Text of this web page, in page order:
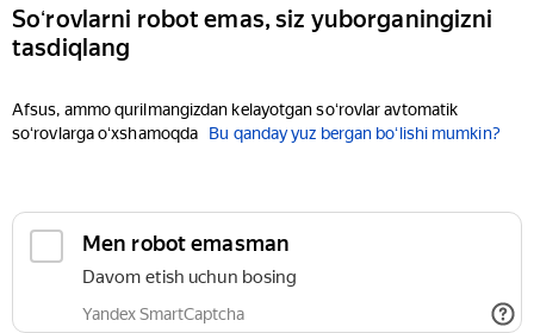
Soʻrovlarni robot emas, siz yuborganingizni
tasdiqlang
Afsus, ammo qurilmangizdan kelayotgan soʻrovlar avtomatik
soʻrovlarga oʻxshamoqda
Bu qanday yuz bergan boʻlishi mumkin?
Men robot emasman
Davom etish uchun bosing
Yandex SmartCaptcha